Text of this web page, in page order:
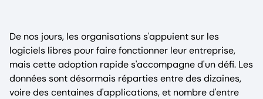
De nos jours, les organisations s'appuient sur les
logiciels libres pour faire fonctionner leur entreprise,
mais cette adoption rapide s'accompagne d'un défi. Les
données sont désormais réparties entre des dizaines,
voire des centaines d'applications, et nombre d'entre